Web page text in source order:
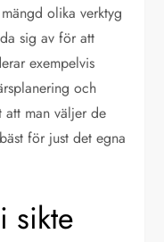
olika verktyg
sig av för att
exempelvis
och
att man väljer de
för just det egna
sikte